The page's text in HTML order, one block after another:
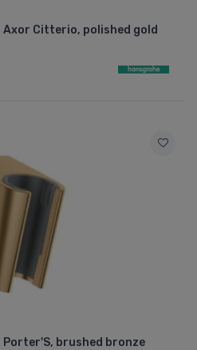
Citterio, polished gold
brushed bronze